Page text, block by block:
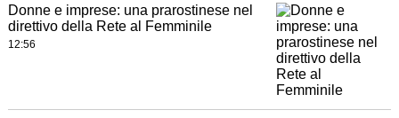
Donne e imprese: una prarostinese nel
direttivo della Rete al Femminile
12:56